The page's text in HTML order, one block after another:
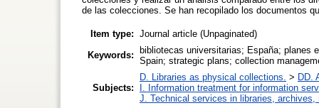
de las colecciones. Se han recopilado los documentos
Item type: Journal article (Unpaginated)
Keywords:
bibliotecas universitarias; España; planes
Spain; strategic plans; collection
Subjects:
D. Libraries as physical collections. > DD.
I. Information treatment for information
J. Technical services in libraries, archives,